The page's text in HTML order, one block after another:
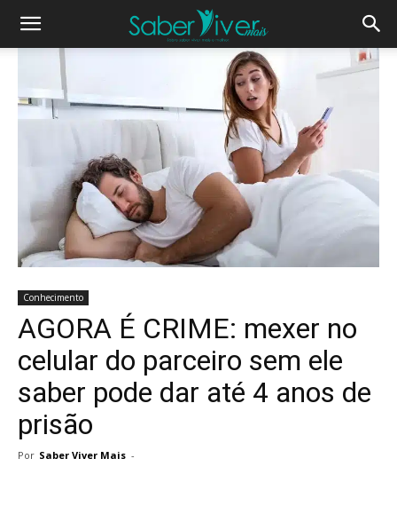
Conhecimento
AGORA É CRIME: mexer no
celular do parceiro sem ele
saber pode dar até 4 anos de
prisão
Por Saber Viver Mais -